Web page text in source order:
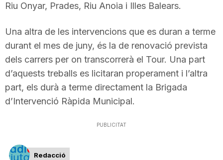
Riu Onyar, Prades, Riu Anoia i Illes Balears.
Una altra de les intervencions que es duran a terme
durant el mes de juny, és la de renovació prevista
dels carrers per on transcorrerà el Tour. Una part
d’aquests treballs es licitaran properament i l’altra
part, els durà a terme directament la Brigada
d’Intervenció Ràpida Municipal.
PUBLICITAT
Redacció